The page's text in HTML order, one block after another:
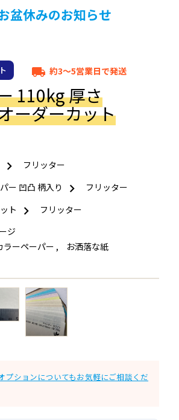
盆休みのお知らせ
local_shipping 約3～5営業日で発送
110kg 厚さ
ーダーカット
フリッター
ー 凹凸 柄入り
フリッター
ト
フリッター
ジ
ラーペーパー , お洒落な紙
→
プションについてもお気軽にご相談くだ